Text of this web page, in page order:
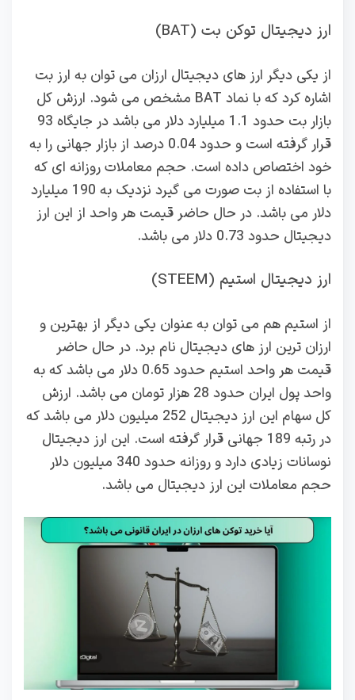
ارز دیجیتال توکن بت (BAT)
از یکی دیگر ارز های دیجیتال ارزان می توان به ارز بت
اشاره کرد که با نماد BAT مشخص می شود. ارزش کل
بازار بت حدود 1.1 میلیارد دلار می باشد در جایگاه 93
قرار گرفته است و حدود 0.04 درصد از بازار جهانی را به
خود اختصاص داده است. حجم معاملات روزانه ای که
با استفاده از بت صورت می گیرد نزدیک به 190 میلیارد
دلار می باشد. در حال حاضر قیمت هر واحد از این ارز
دیجیتال حدود 0.73 دلار می باشد.
ارز دیجیتال استیم (STEEM)
از استیم هم می توان به عنوان یکی دیگر از بهترین و
ارزان ترین ارز های دیجیتال نام برد. در حال حاضر
قیمت هر واحد استیم حدود 0.65 دلار می باشد که به
واحد پول ایران حدود 28 هزار تومان می باشد. ارزش
کل سهام این ارز دیجیتال 252 میلیون دلار می باشد که
در رتبه 189 جهانی قرار گرفته است. این ارز دیجیتال
نوسانات زیادی دارد و روزانه حدود 340 میلیون دلار
حجم معاملات این ارز دیجیتال می باشد.